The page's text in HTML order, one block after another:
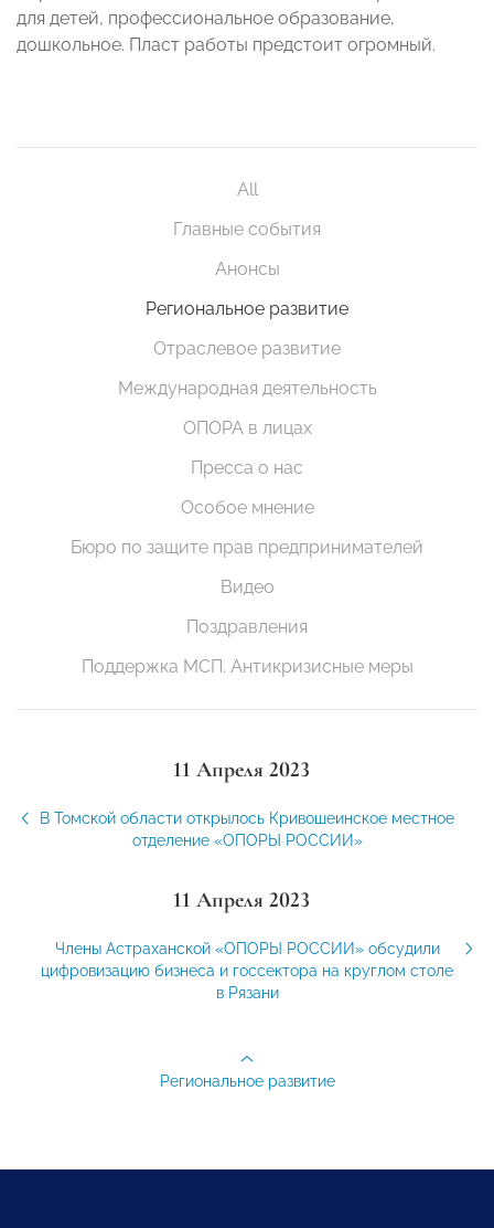
для детей, профессиональное образование,
дошкольное. Пласт работы предстоит огромный.
All
Главные события
Анонсы
Региональное развитие
Отраслевое развитие
Международная деятельность
ОПОРА в лицах
Пресса о нас
Особое мнение
Бюро по защите прав предпринимателей
Видео
Поздравления
Поддержка МСП. Антикризисные меры
11 Апреля 2023
В Томской области открылось Кривошеинское местное
отделение «ОПОРЫ РОССИИ»
11 Апреля 2023
Члены Астраханской «ОПОРЫ РОССИИ» обсудили
цифровизацию бизнеса и госсектора на круглом столе
в Рязани
Региональное развитие